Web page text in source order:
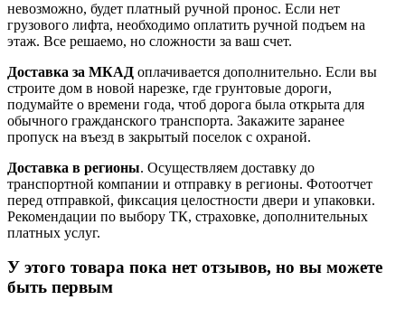
невозможно, будет платный ручной пронос. Если нет
грузового лифта, необходимо оплатить ручной подъем на
этаж. Все решаемо, но сложности за ваш счет.
Доставка за МКАД оплачивается дополнительно. Если вы
строите дом в новой нарезке, где грунтовые дороги,
подумайте о времени года, чтоб дорога была открыта для
обычного гражданского транспорта. Закажите заранее
пропуск на въезд в закрытый поселок с охраной.
Доставка в регионы. Осуществляем доставку до
транспортной компании и отправку в регионы. Фотоотчет
перед отправкой, фиксация целостности двери и упаковки.
Рекомендации по выбору ТК, страховке, дополнительных
платных услуг.
У этого товара пока нет отзывов, но вы можете
быть первым